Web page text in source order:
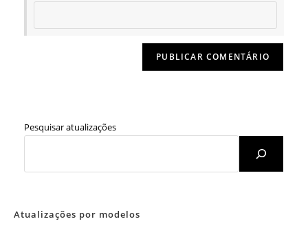
Pesquisar atualizações
Atualizações por modelos